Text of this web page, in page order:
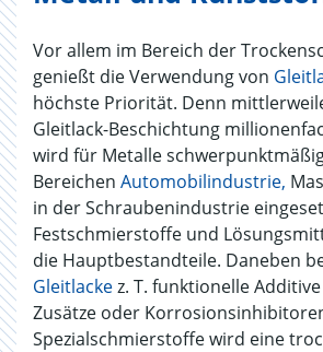
Vor allem im Bereich der
genießt die Verwendung von
höchste Priorität. Denn
Gleitlack-Beschichtung
wird für Metalle
Bereichen Automobilindustrie,
in der Schraubenindustrie
Festschmierstoffe und
die Hauptbestandteile. Daneben
Gleitlackez. T. funktionelle
Zusätze oder
Spezialschmierstoffe wird eine